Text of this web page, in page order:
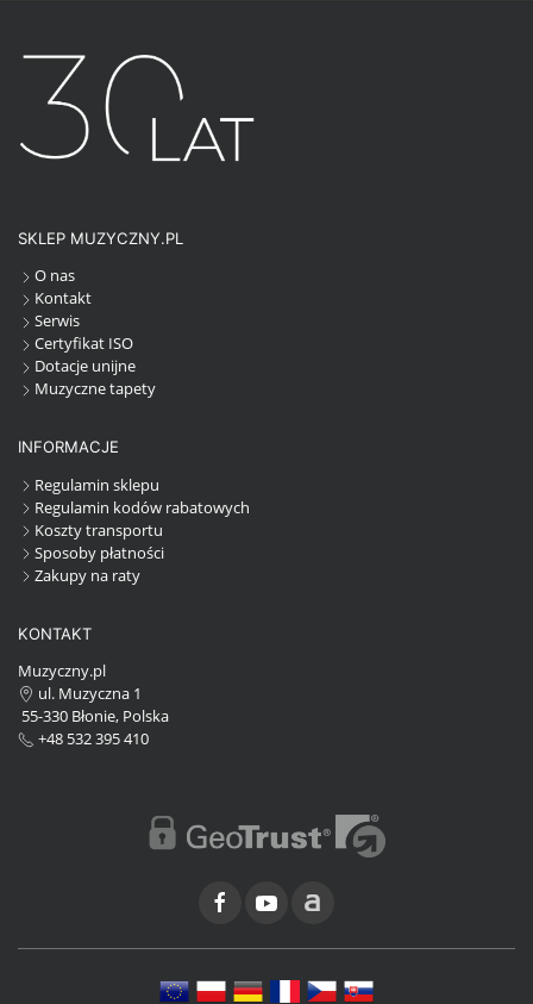
SKLEP MUZYCZNY.PL
O nas
Kontakt
Serwis
Certyfikat ISO
Dotacje unijne
Muzyczne tapety
INFORMACJE
Regulamin sklepu
Regulamin kodów rabatowych
Koszty transportu
Sposoby płatności
Zakupy na raty
KONTAKT
Muzyczny.pl
ul. Muzyczna 1
55-330 Błonie, Polska
+48 532 395 410